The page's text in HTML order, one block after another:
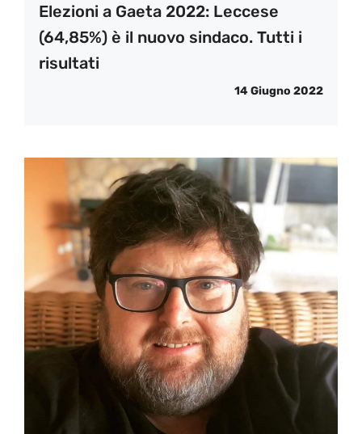
Elezioni a Gaeta 2022: Leccese
(64,85%) è il nuovo sindaco. Tutti i
risultati
14 Giugno 2022